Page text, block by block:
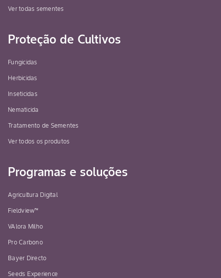
Ver todas sementes
Proteção de Cultivos
Fungicidas
Herbicidas
Inseticidas
Nematicida
Tratamento de Sementes
Ver todos os produtos
Programas e soluções
Agricultura Digital
Fieldview™
VAlora Milho
Pro Carbono
Bayer Directo
Seeds Experience